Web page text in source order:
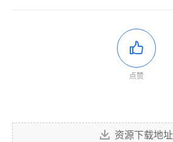
点赞
资源下载地址